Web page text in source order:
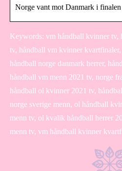
Norge vant mot Danmark i finalen
Keywords: vm håndball kvinner tv,
tv, håndball vm kvinner
håndball norge danmark herrer,
håndball vm menn 2021 tv, norge
håndball ol kvinner 2021 tv,
norge sverige menn, ol håndball
menn tv, ol kvalik håndball herrer
menn tv, vm håndball kvinner